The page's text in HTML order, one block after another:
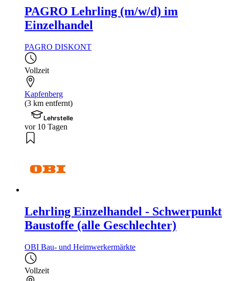
PAGRO Lehrling (m/w/d) im
Einzelhandel
PAGRO DISKONT
Vollzeit
Kapfenberg
(3 km entfernt)
Lehrstelle
vor 10 Tagen
Lehrling Einzelhandel - Schwerpunkt
Baustoffe (alle Geschlechter)
OBI Bau- und Heimwerkermärkte
Vollzeit